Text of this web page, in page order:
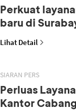
Perkuat
baru di
Lihat Detail
SIARAN PERS
Perluas
Kantor